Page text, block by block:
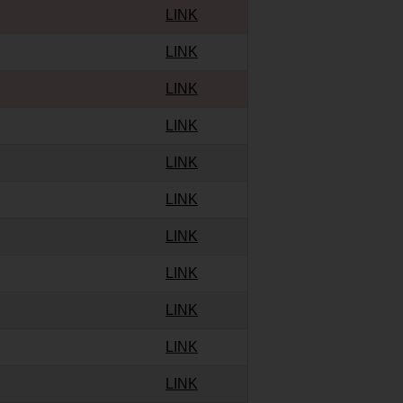
LINK
LINK
LINK
LINK
LINK
LINK
LINK
LINK
LINK
LINK
LINK